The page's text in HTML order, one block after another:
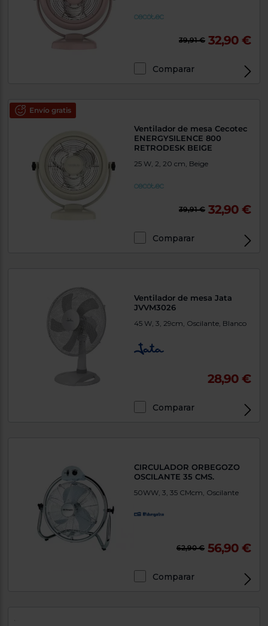
39,91 € 32,90 €
Comparar
Envío gratis
Ventilador de mesa Cecotec
ENERGYSILENCE 800
RETRODESK BEIGE
25 W, 2, 20 cm, Beige
39,91 € 32,90 €
Comparar
Ventilador de mesa Jata
JVVM3026
45 W, 3, 29cm, Oscilante, Blanco
28,90 €
Comparar
CIRCULADOR ORBEGOZO
OSCILANTE 35 CMS.
50WW, 3, 35 CMcm, Oscilante
62,90 € 56,90 €
Comparar